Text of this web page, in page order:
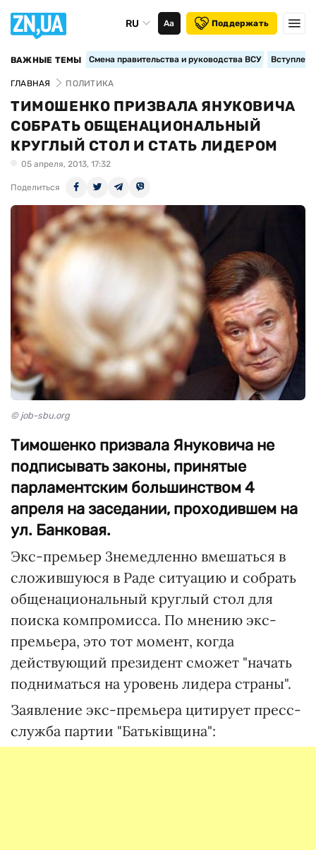
RU Аа Поддержать
ВАЖНЫЕ ТЕМЫ Смена правительства и руководства ВСУ
ГЛАВНАЯ ПОЛИТИКА
ТИМОШЕНКО ПРИЗВАЛА ЯНУКОВИЧА
СОБРАТЬ ОБЩЕНАЦИОНАЛЬНЫЙ
КРУГЛЫЙ СТОЛ И СТАТЬ ЛИДЕРОМ
05 апреля, 2013, 17:32
Поделиться
© job-sbu.org
Тимошенко призвала Януковича не
подписывать законы, принятые
парламентским большинством 4
апреля на заседании, проходившем на
ул. Банковая.
Экс-премьер 3немедленно вмешаться в
сложившуюся в Раде ситуацию и собрать
общенациональный круглый стол для
поиска компромисса. По мнению экс-
премьера, это тот момент, когда
действующий президент сможет "начать
подниматься на уровень лидера страны".
Заявление экс-премьера цитирует пресс-
служба партии "Батьківщина":